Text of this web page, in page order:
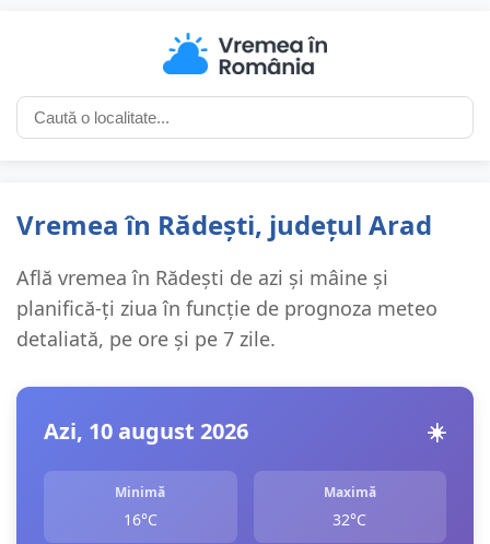
Vremea în Rădești, județul Arad
Află vremea în Rădești de azi și mâine și
planifică-ți ziua în funcție de prognoza meteo
detaliată, pe ore și pe 7 zile.
Azi, 10 august 2026 ☀️
Minimă
16°C
Maximă
32°C